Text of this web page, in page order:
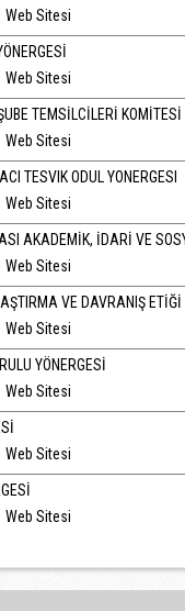
Web Sitesi
Web Sitesi
TEMSİLCİLERİ
Web Sitesi
TESVIK ODUL YONERGESI
Web Sitesi
AKADEMİK, İDARİ VE
Web Sitesi
VE DAVRANIŞ ETİĞİ
Web Sitesi
YÖNERGESİ
Web Sitesi
Web Sitesi
Web Sitesi